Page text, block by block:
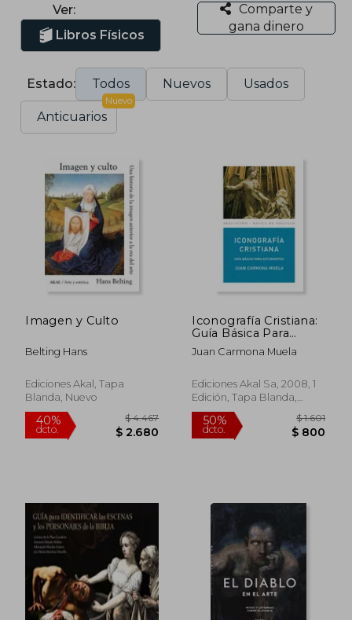
Ver:
Libros Físicos
Comparte y
gana dinero
Estado: Todos Nuevos Usados
Anticuarios
Nuevo
Imagen y Culto
Belting Hans
Ediciones Akal, Tapa
Blanda, Nuevo
40%
dcto. $ 2.680
Iconografía Cristiana:
Guía Básica Para
Estudiantes (Básica de
Bolsillo)
Juan Carmona Muela
Ediciones Akal Sa, 2008, 1
Edición, Tapa Blanda,
Nuevo
dcto.